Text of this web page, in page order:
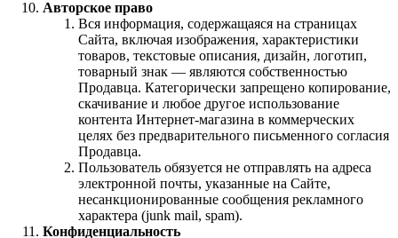
Авторское право
Вся информация, содержащаяся на страницах
Сайта, включая изображения, характеристики
товаров, текстовые описания, дизайн, логотип,
товарный знак — являются собственностью
Продавца. Категорически запрещено копирование,
скачивание и любое другое использование
контента Интернет-магазина в коммерческих
целях без предварительного письменного согласия
Продавца.
Пользователь обязуется не отправлять на адреса
электронной почты, указанные на Сайте,
несанкционированные сообщения рекламного
характера (junk mail, spam).
Конфиденциальность